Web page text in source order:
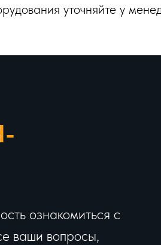
уточняйте у
ознакомиться с
ваши вопросы,